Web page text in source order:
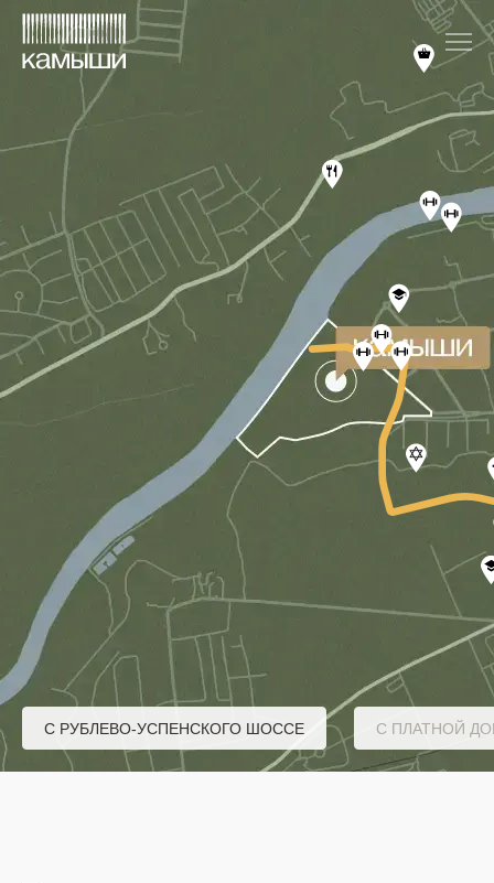
С РУБЛЕВО-УСПЕНСКОГО ШОССЕ С ПЛАТНОЙ